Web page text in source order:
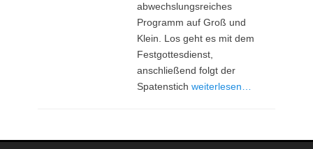
abwechslungsreiches
Programm auf Groß und
Klein. Los geht es mit dem
Festgottesdienst,
anschließend folgt der
Spatenstichweiterlesen…